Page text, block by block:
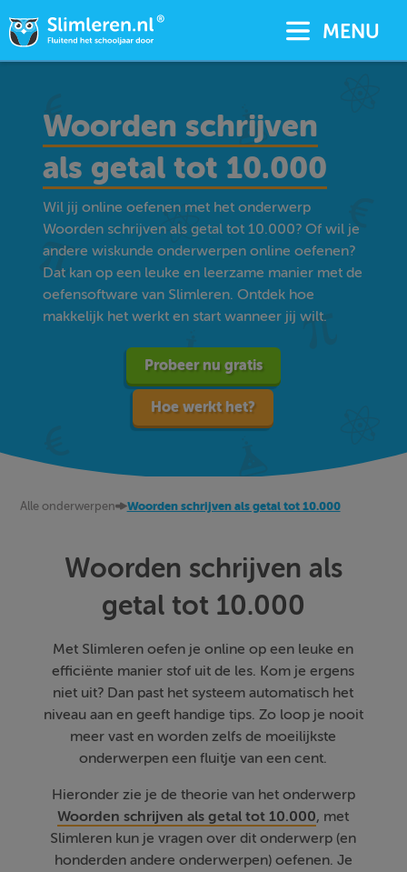
MENU
Woorden schrijven
als getal tot 10.000
Wil jij online oefenen met het onderwerp
Woorden schrijven als getal tot 10.000? Of wil je
andere wiskunde onderwerpen online oefenen?
Dat kan op een leuke en leerzame manier met de
oefensoftware van Slimleren. Ontdek hoe
makkelijk het werkt en start wanneer jij wilt.
Probeer nu gratis
Hoe werkt het?
Alle onderwerpen Woorden schrijven als getal tot 10.000
Woorden schrijven als
getal tot 10.000
Met Slimleren oefen je online op een leuke en
efficiënte manier stof uit de les. Kom je ergens
niet uit? Dan past het systeem automatisch het
niveau aan en geeft handige tips. Zo loop je nooit
meer vast en worden zelfs de moeilijkste
onderwerpen een fluitje van een cent.
Hieronder zie je de theorie van het onderwerp
Woorden schrijven als getal tot 10.000, met
Slimleren kun je vragen over dit onderwerp (en
honderden andere onderwerpen) oefenen. Je